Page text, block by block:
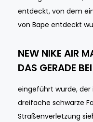
entdeckt, von dem
von Bape entdeckt
NEW NIKE AIR
DAS GERADE
eingeführt wurde,
dreifache schwarze
Straßenverletzung